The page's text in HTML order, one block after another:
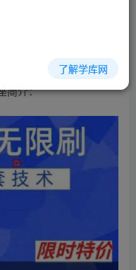
后购买，可保存购买订单
简介：
了解学库网